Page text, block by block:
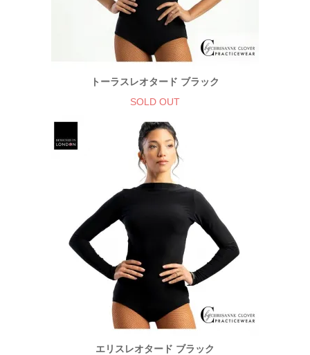
トーラスレオタード ブラック
SOLD OUT
エリスレオタード ブラック